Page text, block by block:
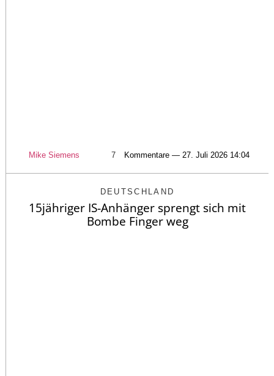
Mike Siemens 7 Kommentare — 27. Juli 2026 14:04
DEUTSCHLAND
15jähriger IS-Anhänger sprengt sich mit
Bombe Finger weg